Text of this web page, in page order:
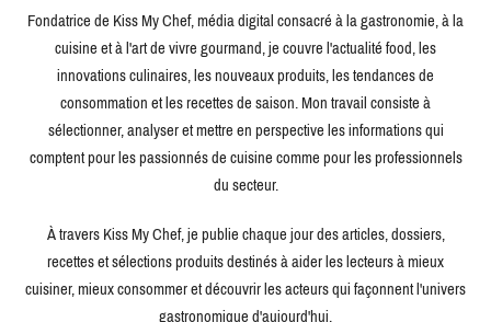
Fondatrice de Kiss My Chef, média digital consacré à la gastronomie, à la
cuisine et à l'art de vivre gourmand, je couvre l'actualité food, les
innovations culinaires, les nouveaux produits, les tendances de
consommation et les recettes de saison. Mon travail consiste à
sélectionner, analyser et mettre en perspective les informations qui
comptent pour les passionnés de cuisine comme pour les professionnels
du secteur.
À travers Kiss My Chef, je publie chaque jour des articles, dossiers,
recettes et sélections produits destinés à aider les lecteurs à mieux
cuisiner, mieux consommer et découvrir les acteurs qui façonnent l'univers